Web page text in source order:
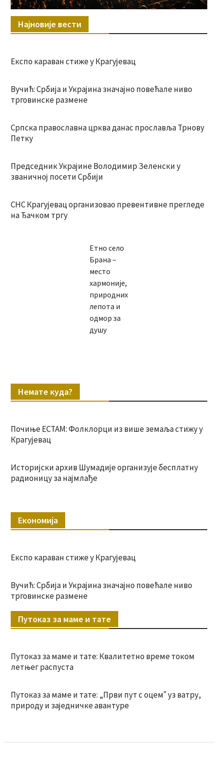
Најновије вести
Експо караван стиже у Крагујевац
Вучић: Србија и Украјина значајно повећале ниво
трговинске размене
Српска православна црква данас прославља Трнову
Петку
Председник Украјине Володимир Зеленски у
званичној посети Србији
СНС Крагујевац организовао превентивне прегледе
на Ђачком тргу
Етно село
Брана –
место
хармоније,
природних
лепота и
одмор за
душу
Немате куда?
Почиње ЕСТАМ: Фолклорци из више земаља стижу у
Крагујевац
Историјски архив Шумадије организује бесплатну
радионицу за најмлађе
Економија
Експо караван стиже у Крагујевац
Вучић: Србија и Украјина значајно повећале ниво
трговинске размене
Путоказ за маме и тате
Путоказ за маме и тате: Квалитетно време током
летњег распуста
Путоказ за маме и тате: „Први пут с оцемˮ уз ватру,
природу и заједничке авантуре